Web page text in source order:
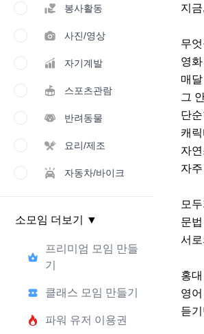
봉사활동
사진/영상
자기계발
스포츠관람
반려동물
요리/제조
자동차/바이크
소모임 더보기 ▼
프리미엄 모임 만들
기
클래스 모임 만들기
파워 유저 이용권
지
무
영
매
그
단
캐
자
자
모
문
서
홍
영
듣